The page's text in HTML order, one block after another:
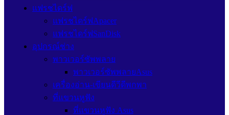
แฟรชไดร์ฟ
แฟรชไดร์ฟApacer
แฟรชไดร์ฟSanDisk
อุปกรณ์ช่าง
พาวเวอร์ซัพพลาย
พาวเวอร์ซัพพลายAsus
เครื่องอ่าน-เขียนดีวีดีพกพา
ที่แขวนหูฟัง
ที่แขวนหูฟัง Asus